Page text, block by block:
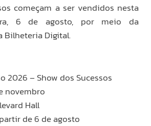
começam a ser vendidos nesta
6 de agosto, por meio da
Bilheteria Digital.
2026 – Show dos Sucessos
novembro
Hall
de 6 de agosto